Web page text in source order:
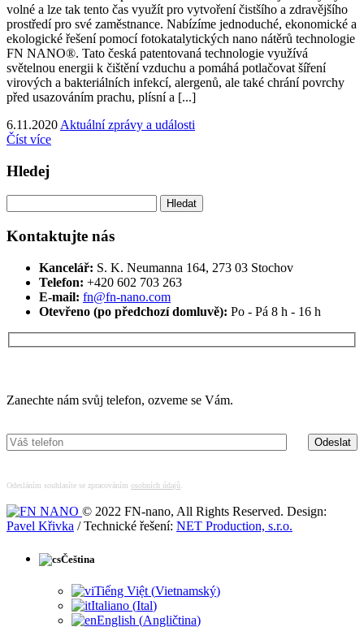
volné a lze tak tento čas využít pro vytvoření čistšího a zdravějšího
prostředí pro své zaměstnance. Nabízíme jednoduché, ekonomické a
ekologické řešení pomocí fotokatalytických nano nátěrů technologie
FN NANO®. Tato česká patentovaná technologie využívá
světelnou energii k čištění vzduchu a pomáhá potlačovat šíření
virových a bakteriálních infekcí, alergenů, ale také chrání povrchy
před usazováním prachu, plísní a [...]
6.11.2020 Aktuální zprávy a události
Číst více
Hledej
Kontaktujte nás
Kancelář: S. K. Neumanna 164, 273 03 Stochov
Telefon: +420 ‭602 703 263‬
E-mail: fn@fn-nano.com
Otevřeno (po předchozí domluvě): Po - Pá 8 h - 16 h
Zanechte nám svůj telefon, ozveme se Vám.
Odesláním souhlasíte se zpracováním osobních údajů
© 2022 FN-nano, All Rights Reserved. Design:
Pavel Křivka / Technické řešení: NET Production, s.r.o.
Čeština
Tiếng Việt (Vietnamský)
Italiano (Ital)
English (Angličtina)